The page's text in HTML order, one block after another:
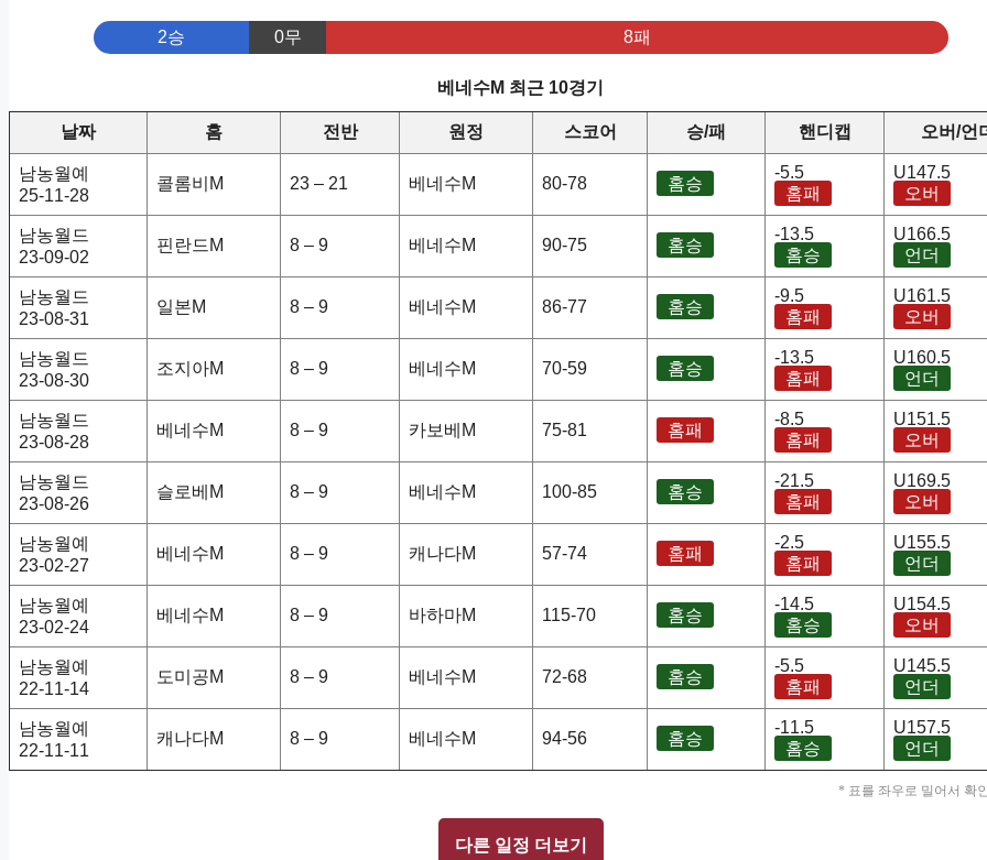
2승 0무 8패
베네수M 최근 10경기
날짜 홈 전반 원정 스코어 승/패 핸디캡 오버/언
남농월예
25-11-28
콜롬비M 23 – 21 베네수M 80-78 홈승
-5.5
홈패
U147.5
오버
남농월드
23-09-02
핀란드M 8 – 9 베네수M 90-75 홈승
-13.5
홈승
U166.5
언더
남농월드
23-08-31
일본M 8 – 9 베네수M 86-77 홈승
-9.5
홈패
U161.5
오버
남농월드
23-08-30
조지아M 8 – 9 베네수M 70-59 홈승
-13.5
홈패
U160.5
언더
남농월드
23-08-28
베네수M 8 – 9 카보베M 75-81 홈패
-8.5
홈패
U151.5
오버
남농월드
23-08-26
슬로베M 8 – 9 베네수M 100-85 홈승
-21.5
홈패
U169.5
오버
남농월예
23-02-27
베네수M 8 – 9 캐나다M 57-74 홈패
-2.5
홈패
U155.5
언더
남농월예
23-02-24
베네수M 8 – 9 바하마M 115-70 홈승
-14.5
홈승
U154.5
오버
남농월예
22-11-14
도미공M 8 – 9 베네수M 72-68 홈승
-5.5
홈패
U145.5
언더
남농월예
22-11-11
캐나다M 8 – 9 베네수M 94-56 홈승
-11.5
홈승
U157.5
언더
* 표를 좌우로 밀어서 확
다른 일정 더보기